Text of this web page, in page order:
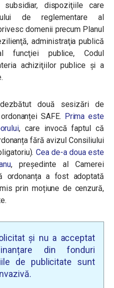
dispoziţiile care
de reglementare al
domenii precum Planul
administraţia publică
funcţiei publice, Codul
achiziţiilor publice şi a
două sesizări de
SAFE. Prima este
, care invocă faptul că
fără avizul Consiliului
Cea de-a doua este
, președinte al Camerei
ordonanța a fost adoptată
prin moțiune de cenzură,
și nu a acceptat
din fonduri
de publicitate sunt